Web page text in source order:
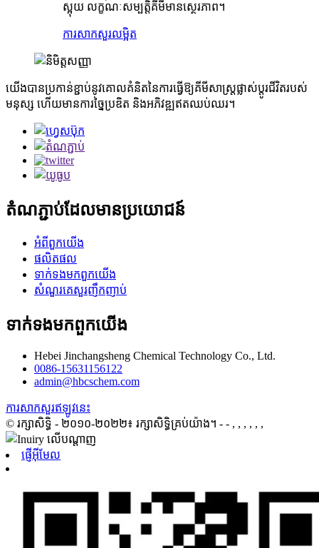
ស្អុយ លក្ខណៈសម្បត្តិគីមីមានស្ថេរភាព។
ការសាកសួរលម្អិត
យើងបានប្រកាន់ខ្ជាប់នូវគោលគំនិតនៃការធ្វើឱ្យគីមីសាស្ត្រផ្លាស់ប្តូរជីវិតរបស់
មនុស្ស ហើយមានការច្នៃប្រឌិត និងអភិវឌ្ឍឥតឈប់ឈរ។
តំណភ្ជាប់ដែលមានប្រយោជន៍
អំពី​ពួក​យើង
ផលិតផល
ទាក់ទង​មក​ពួក​យើង
សំណួរគេសួរញឹកញាប់
ទាក់ទង​មក​ពួក​យើង
Hebei Jinchangsheng Chemical Technology Co., Ltd.
0086-15631156122
admin@hbcschem.com
ការសាកសួរឥឡូវនេះ
© រក្សាសិទ្ធិ - ២០១០-២០២២៖ រក្សាសិទ្ធិគ្រប់យ៉ាង។ - - , , , , , ,
ផ្ញើអ៊ីមែល